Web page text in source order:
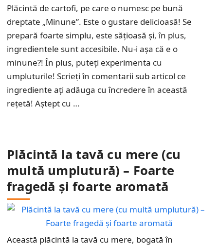
Plăcintă de cartofi, pe care o numesc pe bună
dreptate „Minune”. Este o gustare delicioasă! Se
prepară foarte simplu, este sățioasă și, în plus,
ingredientele sunt accesibile. Nu-i așa că e o
minune?! În plus, puteți experimenta cu
umpluturile! Scrieți în comentarii sub articol ce
ingrediente ați adăuga cu încredere în această
rețetă! Aștept cu …
Plăcintă la tavă cu mere (cu
multă umplutură) – Foarte
fragedă și foarte aromată
Această plăcintă la tavă cu mere, bogată în